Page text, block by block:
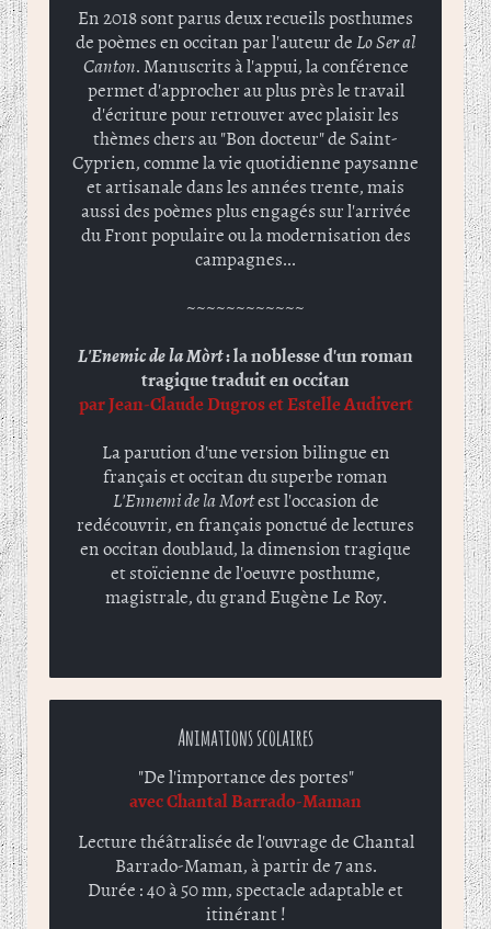
En 2018 sont parus deux recueils posthumes
de poèmes en occitan par l'auteur deLo Ser al
Canton. Manuscrits à l'appui, la conférence
permet d'approcher au plus près le travail
d'écriture pour retrouver avec plaisir les
thèmes chers au "Bon docteur" de Saint-
Cyprien, comme la vie quotidienne paysanne
et artisanale dans les années trente, mais
aussi des poèmes plus engagés sur l'arrivée
du Front populaire ou la modernisation des
campagnes...
~~~~~~~~~~~~
L'Enemic de la Mòrt: la noblesse d'un roman
tragique traduit en occitan
par Jean-Claude Dugros et Estelle Audivert
La parution d'une version bilingue en
français et occitan du superbe roman
L'Ennemi de la Mortest l'occasion de
redécouvrir, en français ponctué de lectures
en occitan doublaud, la dimension tragique
et stoïcienne de l'oeuvre posthume,
magistrale, du grand Eugène Le Roy.
Animations scolaires
"De l'importance des portes"
avec Chantal Barrado-Maman
Lecture théâtralisée de l'ouvrage de Chantal
Barrado-Maman, à partir de 7 ans.
Durée : 40 à 50 mn, spectacle adaptable et
itinérant !